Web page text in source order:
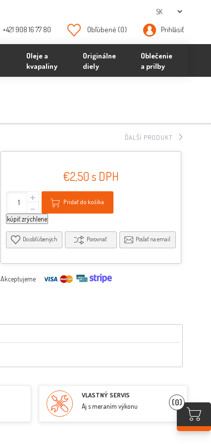
+421 908 16 77 80 Obľúbené (0) Prihlásiť
(0)
Oleje a
kvapaliny
Originálne
diely
Oblečenie
a prilby
ĎALŠÍ PRODUKT
€2,50 s DPH
+
- Pridať do košíka
kúpiť zrýchlene
Do obľúbených Porovnať Poslať na email
Akceptujeme
VLASTNÝ SERVIS
Aj s meraním výkonu